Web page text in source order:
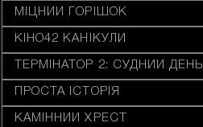
МІЦНИЙ ГОРІШОК
КІНО42 КАНІКУЛИ
ТЕРМІНАТОР 2: СУДНИЙ ДЕНЬ
ПРОСТА ІСТОРІЯ
КАМІННИЙ ХРЕСТ